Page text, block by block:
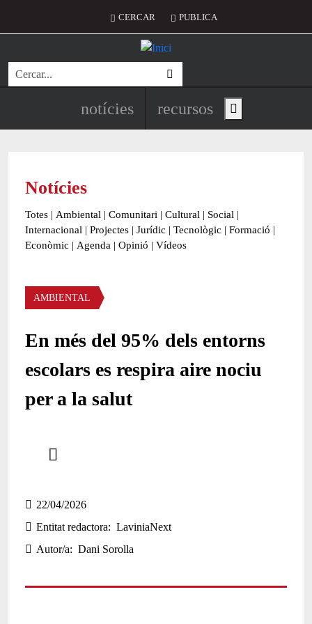
Menú del compte d'usuari
CERCAR PUBLICA
Cerca
Navegació principal de
notícies recursos Show main menu
Notícies
Totes | Ambiental | Comunitari | Cultural | Social |
Internacional | Projectes | Jurídic | Tecnològic | Formació |
Econòmic | Agenda | Opinió | Vídeos
Àmbit de la notícia
AMBIENTAL
En més del 95% dels entorns
escolars es respira aire nociu
per a la salut
22/04/2026
Entitat redactora
LaviniaNext
Autor/a
Dani Sorolla